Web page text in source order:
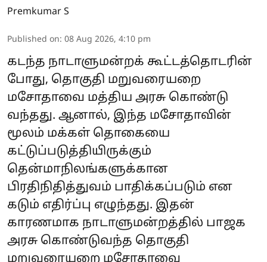
Premkumar S
Published on: 08 Aug 2026, 4:10 pm
கடந்த நாடாளுமன்றக் கூட்டத்தொடரின்
போது, தொகுதி மறுவரையறை
மசோதாவை மத்திய அரசு கொண்டு
வந்தது. ஆனால், இந்த மசோதாவின்
மூலம் மக்கள் தொகையை
கட்டுப்படுத்தியிருக்கும்
தென்மாநிலங்களுக்கான
பிரதிநிதித்துவம் பாதிக்கப்படும் என
கடும் எதிர்ப்பு எழுந்தது. இதன்
காரணமாக நாடாளுமன்றத்தில் பாஜக
அரசு கொண்டுவந்த தொகுதி
மறுவரையறை மசோதாவை